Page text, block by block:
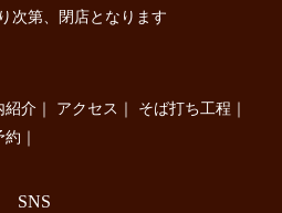
次第、閉店となります
紹介 ｜ アクセス ｜ そば打ち工程 ｜
約 ｜
SNS